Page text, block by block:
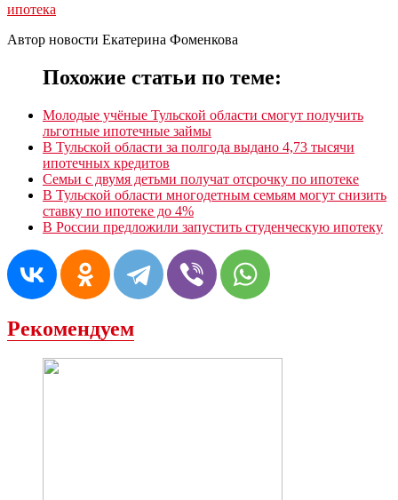
ипотека
Автор новости Екатерина Фоменкова
Похожие статьи по теме:
Молодые учёные Тульской области смогут получить
льготные ипотечные займы
В Тульской области за полгода выдано 4,73 тысячи
ипотечных кредитов
Семьи с двумя детьми получат отсрочку по ипотеке
В Тульской области многодетным семьям могут снизить
ставку по ипотеке до 4%
В России предложили запустить студенческую ипотеку
Рекомендуем